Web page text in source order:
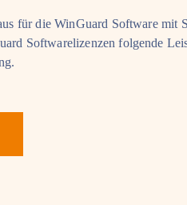
für die WinGuard Software mit
Softwarelizenzen folgende